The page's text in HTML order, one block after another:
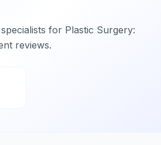
for Plastic Surgery:
reviews.